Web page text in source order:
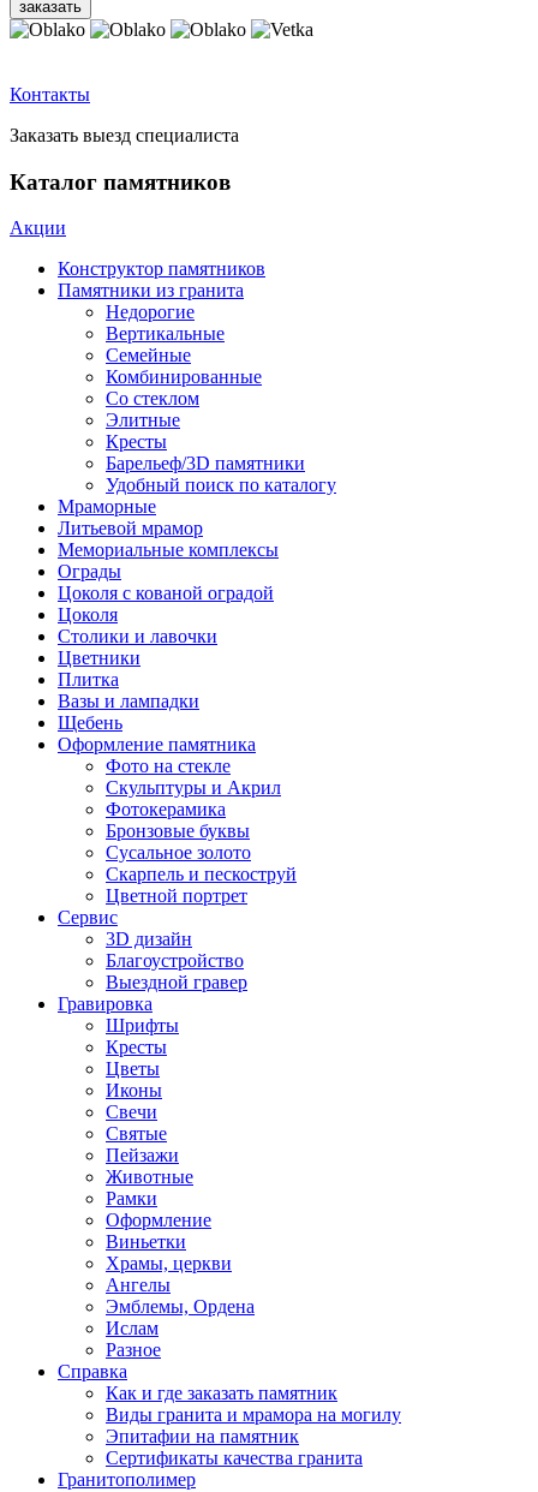
Контакты
Заказать выезд специалиста
Каталог памятников
Акции
Конструктор памятников
Памятники из гранита
Недорогие
Вертикальные
Семейные
Комбинированные
Со стеклом
Элитные
Кресты
Барельеф/3D памятники
Удобный поиск по каталогу
Мраморные
Литьевой мрамор
Мемориальные комплексы
Ограды
Цоколя с кованой оградой
Цоколя
Столики и лавочки
Цветники
Плитка
Вазы и лампадки
Щебень
Оформление памятника
Фото на стекле
Скульптуры и Акрил
Фотокерамика
Бронзовые буквы
Сусальное золото
Скарпель и пескоструй
Цветной портрет
Сервис
3D дизайн
Благоустройство
Выездной гравер
Гравировка
Шрифты
Кресты
Цветы
Иконы
Свечи
Святые
Пейзажи
Животные
Рамки
Оформление
Виньетки
Храмы, церкви
Ангелы
Эмблемы, Ордена
Ислам
Разное
Справка
Как и где заказать памятник
Виды гранита и мрамора на могилу
Эпитафии на памятник
Сертификаты качества гранита
Гранитополимер